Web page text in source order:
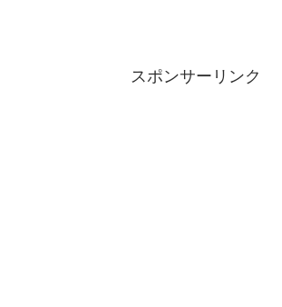
スポンサーリンク